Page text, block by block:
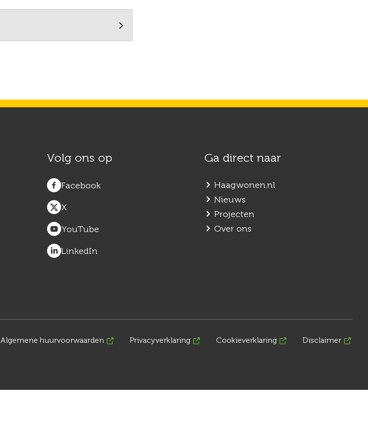
Volg ons op
Facebook
X
YouTube
LinkedIn
Ga direct naar
Haagwonen.nl
Nieuws
Projecten
Over ons
Algemene huurvoorwaarden Privacyverklaring Cookieverklaring Disclaimer